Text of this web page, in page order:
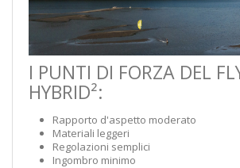
I PUNTI DI FORZA DEL
HYBRID²:
Rapporto d'aspetto moderato
Materiali leggeri
Regolazioni semplici
Ingombro minimo